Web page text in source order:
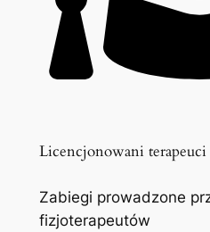
Licencjonowani terapeuci
Zabiegi prowadzone
fizjoterapeutów